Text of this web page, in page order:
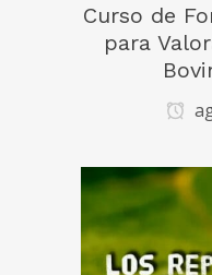
Curso de
para